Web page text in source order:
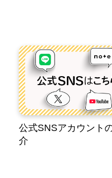
公式SNSアカウント
介